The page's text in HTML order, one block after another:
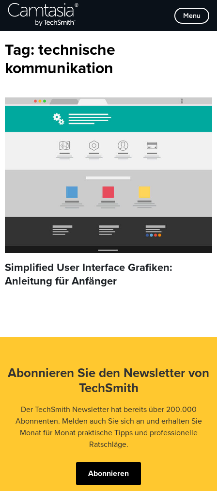
Direkt
zum
Menu
Browse Categories
Tag: technische
kommunikation
Simplified User Interface Grafiken:
Anleitung für Anfänger
Abonnieren Sie den Newsletter von
TechSmith
Der TechSmith Newsletter hat bereits über 200.000
Abonnenten. Melden auch Sie sich an und erhalten Sie
Monat für Monat praktische Tipps und professionelle
Ratschläge.
Abonnieren